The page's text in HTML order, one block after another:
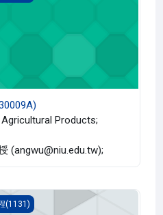
Products;
(angwu@niu.edu.tw);
(1131)